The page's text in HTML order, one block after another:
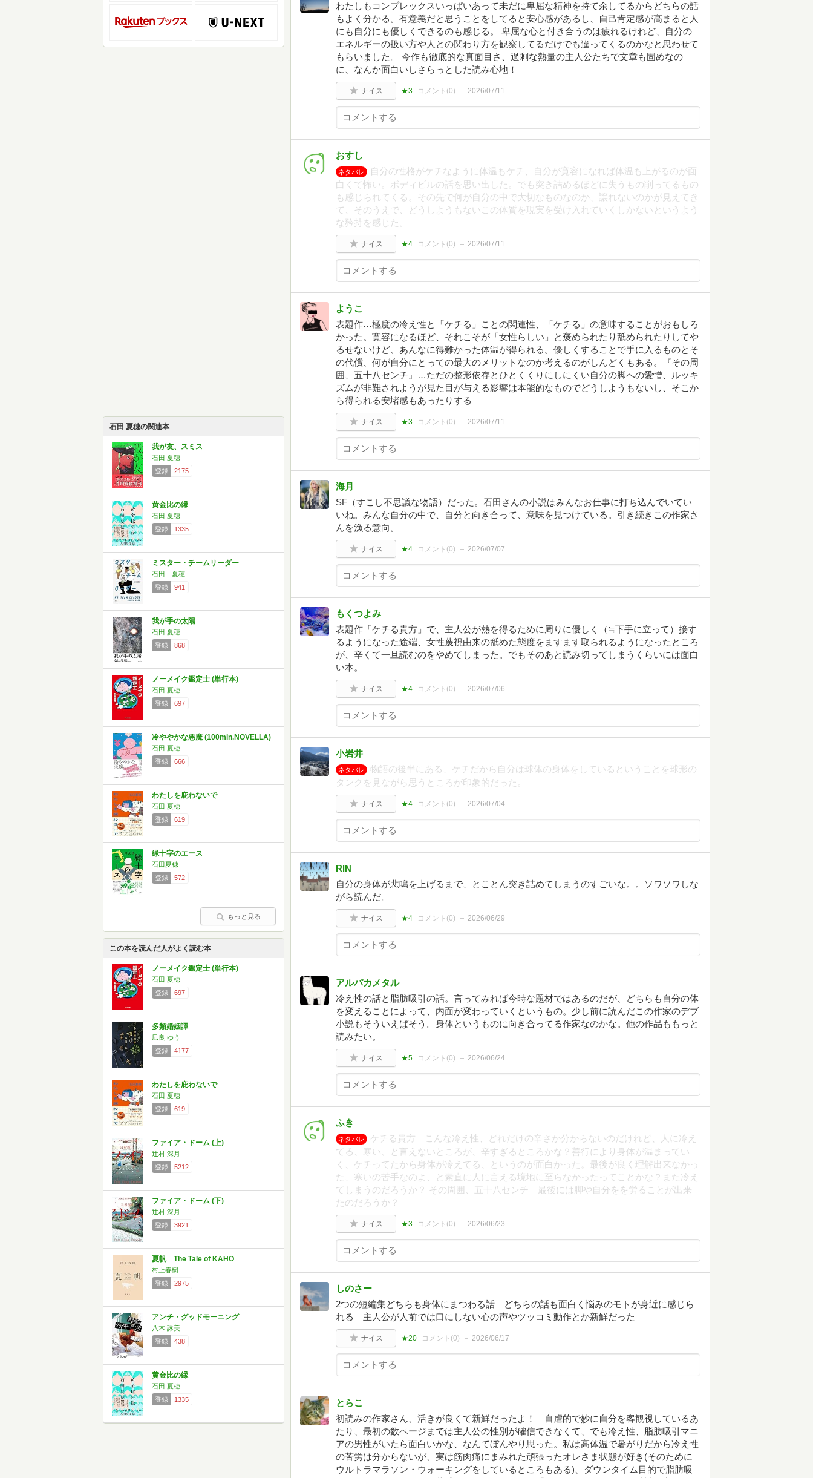
石田 夏穂の関連本
我が友、スミス
石田 夏穂
登録
2175
黄金比の縁
石田 夏穂
登録
1335
ミスター・チームリーダー
石田 夏穂
登録
941
我が手の太陽
石田 夏穂
登録
868
ノーメイク鑑定士 (単行本)
石田 夏穂
登録
697
冷ややかな悪魔 (100min.NOVELLA)
石田 夏穂
登録
666
わたしを庇わないで
石田 夏穂
登録
619
緑十字のエース
石田夏穂
登録
572
もっと見る
この本を読んだ人がよく読む本
ノーメイク鑑定士 (単行本)
石田 夏穂
登録
697
多類婚姻譚
凪良 ゆう
登録
4177
わたしを庇わないで
石田 夏穂
登録
619
ファイア・ドーム (上)
辻村 深月
登録
5212
ファイア・ドーム (下)
辻村 深月
登録
3921
夏帆 The Tale of KAHO
村上春樹
登録
2975
アンチ・グッドモーニング
八木 詠美
登録
438
黄金比の縁
石田 夏穂
登録
1335
わたしもコンプレックスいっぱいあって未だに卑屈な精神を持て余してるからどちらの話
もよく分かる。有意義だと思うことをしてると安心感があるし、自己肯定感が高まると人
にも自分にも優しくできるのも感じる。 卑屈な心と付き合うのは疲れるけれど、自分の
エネルギーの扱い方や人との関わり方を観察してるだけでも違ってくるのかなと思わせて
もらいました。 今作も徹底的な真面目さ、過剰な熱量の主人公たちで文章も固めなの
に、なんか面白いしさらっとした読み心地！
ナイス ★3 コメント(0) 2026/07/11
おすし
ネタバレ
自分の性格がケチなように体温もケチ、自分が寛容になれば体温も上がるのが面
白くて怖い。ボディビルの話を思い出した。でも突き詰めるほどに失うもの削ってるもの
も感じられてくる。その先で何が自分の中で大切なものなのか、譲れないのかが見えてき
て、そのうえで、どうしようもないこの体質を現実を受け入れていくしかないというよう
な矜持を感じた。
ナイス ★4 コメント(0) 2026/07/11
ようこ
表題作…極度の冷え性と「ケチる」ことの関連性、「ケチる」の意味することがおもしろ
かった。寛容になるほど、それこそが「女性らしい」と褒められたり舐められたりしてや
るせないけど、あんなに得難かった体温が得られる。優しくすることで手に入るものとそ
の代償、何が自分にとっての最大のメリットなのか考えるのがしんどくもある。『その周
囲、五十八センチ』…ただの整形依存とひとくくりにしにくい自分の脚への愛憎、ルッキ
ズムが非難されようが見た目が与える影響は本能的なものでどうしようもないし、そこか
ら得られる安堵感もあったりする
ナイス ★3 コメント(0) 2026/07/11
海月
SF（すこし不思議な物語）だった。石田さんの小説はみんなお仕事に打ち込んでいてい
いね。みんな自分の中で、自分と向き合って、意味を見つけている。引き続きこの作家さ
んを漁る意向。
ナイス ★4 コメント(0) 2026/07/07
もくつよみ
表題作「ケチる貴方」で、主人公が熱を得るために周りに優しく（≒下手に立って）接す
るようになった途端、女性蔑視由来の舐めた態度をますます取られるようになったところ
が、辛くて一旦読むのをやめてしまった。でもそのあと読み切ってしまうくらいには面白
い本。
ナイス ★4 コメント(0) 2026/07/06
小岩井
ネタバレ
物語の後半にある、ケチだから自分は球体の身体をしているということを球形の
タンクを見ながら思うところが印象的だった。
ナイス ★4 コメント(0) 2026/07/04
RIN
自分の身体が悲鳴を上げるまで、とことん突き詰めてしまうのすごいな。。ソワソワしな
がら読んだ。
ナイス ★4 コメント(0) 2026/06/29
アルパカメタル
冷え性の話と脂肪吸引の話。言ってみれば今時な題材ではあるのだが、どちらも自分の体
を変えることによって、内面が変わっていくというもの。少し前に読んだこの作家のデブ
小説もそういえばそう。身体というものに向き合ってる作家なのかな。他の作品ももっと
読みたい。
ナイス ★5 コメント(0) 2026/06/24
ふき
ネタバレ
ケチる貴方 こんな冷え性、どれだけの辛さか分からないのだけれど、人に冷え
てる、寒い、と言えないところが、辛すぎるところかな？善行により身体が温まってい
く、ケチってたから身体が冷えてる、というのが面白かった。最後が良く理解出来なかっ
た、寒いの苦手なのよ、と素直に人に言える境地に至らなかったってことかな？また冷え
てしまうのだろうか？ その周囲、五十八センチ 最後には脚や自分をを労ることが出来
たのだろうか？
ナイス ★3 コメント(0) 2026/06/23
しのさー
2つの短編集どちらも身体にまつわる話 どちらの話も面白く悩みのモトが身近に感じら
れる 主人公が人前では口にしない心の声やツッコミ動作とか新鮮だった
ナイス ★20 コメント(0) 2026/06/17
とらこ
初読みの作家さん、活きが良くて新鮮だったよ！ 自虐的で妙に自分を客観視しているあ
たり、最初の数ページまでは主人公の性別が確信できなくて、でも冷え性、脂肪吸引マニ
アの男性がいたら面白いかな、なんてぼんやり思った。私は高体温で暑がりだから冷え性
の苦労は分からないが、実は筋肉痛にまみれた頑張ったオレさま状態が好き(そのために
ウルトラマラソン・ウォーキングをしているところもある)、ダウンタイム目的で脂肪吸